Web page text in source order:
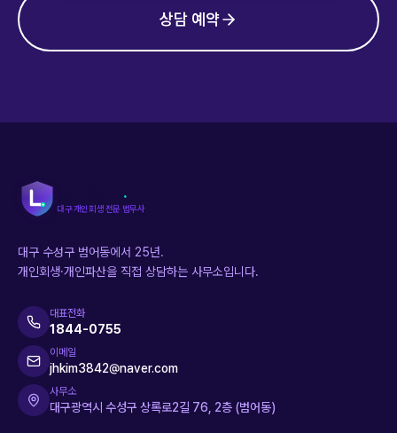
상담 예약
.
대구 개인회생 전문 법무사
대구 수성구 범어동에서 25년.
개인회생·개인파산을 직접 상담하는 사무소입니다.
대표전화
1844-0755
이메일
jhkim3842@naver.com
사무소
대구광역시 수성구 상록로2길 76, 2층 (범어동)